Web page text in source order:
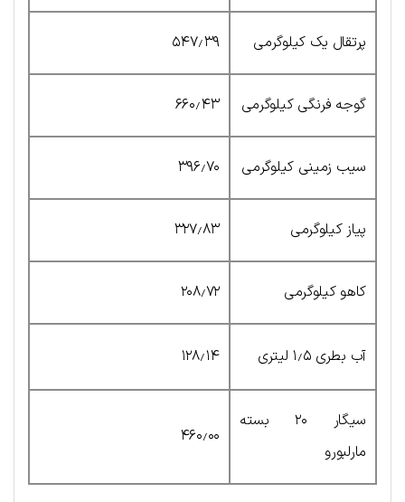
پرتقال یک کیلوگرمی ۵۴۷٫۳۹
گوجه فرنگی کیلوگرمی ۶۶۰٫۴۳
سیب زمینی کیلوگرمی ۳۹۶٫۷۰
پیاز کیلوگرمی ۳۲۷٫۸۳
کاهو کیلوگرمی ۲۰۸٫۷۲
آب بطری ۱٫۵ لیتری ۱۲۸٫۱۴
سیگار ۲۰ بسته
مارلبورو
۴۶۰٫۰۰